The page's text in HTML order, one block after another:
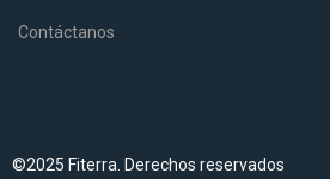
Contáctanos
©2025 Fiterra. Derechos reservados